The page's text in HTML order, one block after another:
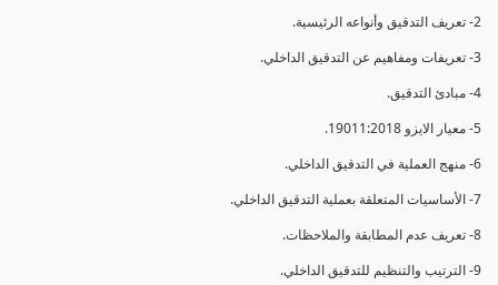
2- تعريف التدقيق وأنواعه الرئيسية.
3- تعريفات ومفاهيم عن التدقيق الداخلي.
4- مبادئ التدقيق.
5- معيار الايزو 19011:2018.
6- منهج العملية في التدقيق الداخلي.
7- الأساسيات المتعلقة بعملية التدقيق الداخلي.
8- تعريف عدم المطابقة والملاحظات.
9- الترتيب والتنظيم للتدقيق الداخلي.